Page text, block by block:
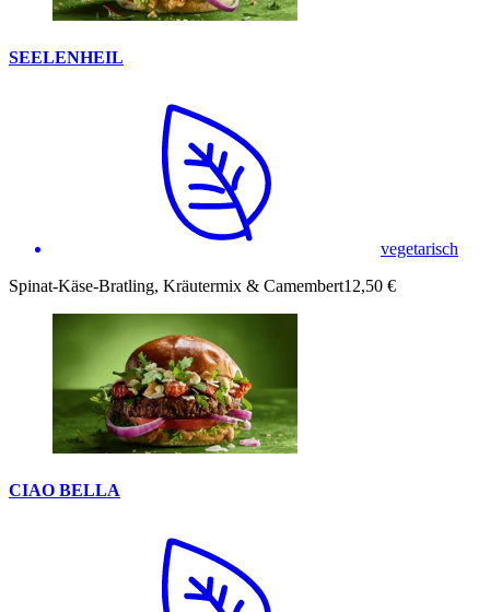
SEELENHEIL
vegetarisch
Spinat-Käse-Bratling, Kräutermix & Camembert12,50 €
CIAO BELLA